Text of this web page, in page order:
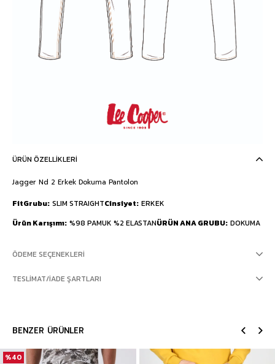
ÜRÜN ÖZELLIKLERI
Jagger Nd 2 Erkek Dokuma Pantolon
FitGrubu SLIM STRAIGHTCinsiyet ERKEK
Ürün Karışımı %98 PAMUK %2 ELASTANÜRÜN ANA GRUBU DOKUMA
ÖDEME SEÇENEKLERI
TESLIMAT/İADE ŞARTLARI
BENZER ÜRÜNLER
%40